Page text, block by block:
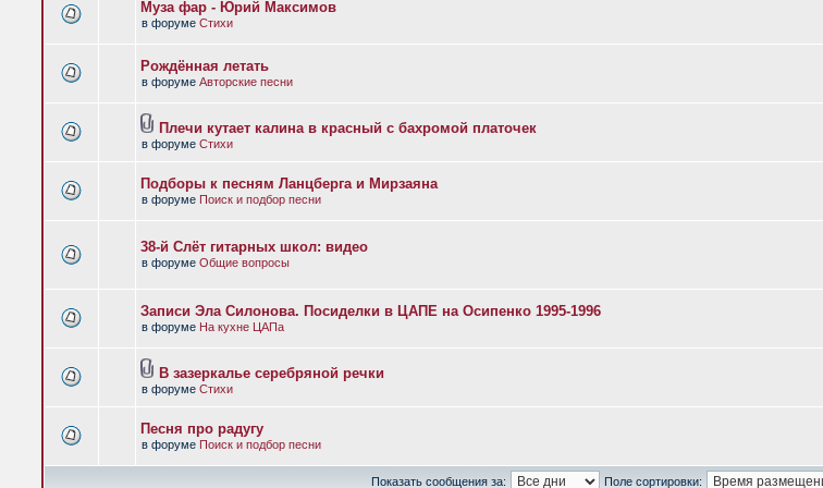
Муза фар - Юрий Максимов
в форуме Стихи
Рождённая летать
в форуме Авторские песни
Плечи кутает калина в красный с бахромой платочек
в форуме Стихи
Подборы к песням Ланцберга и Мирзаяна
в форуме Поиск и подбор песни
38-й Слёт гитарных школ: видео
в форуме Общие вопросы
Записи Эла Силонова. Посиделки в ЦАПЕ на Осипенко 1995-1996
в форуме На кухне ЦАПа
В зазеркалье серебряной речки
в форуме Стихи
Песня про радугу
в форуме Поиск и подбор песни
Показать сообщения за: Поле сортировки: